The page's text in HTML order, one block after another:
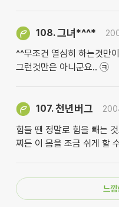
108.그녀*^^*
^^무조건 열심히 하는것만
그런것만은 아니군요.. ㉪
107.천년버그
힘들 땐 정말로 힘을 빼는
찌든 이 몸을 조금 쉬게 할
느